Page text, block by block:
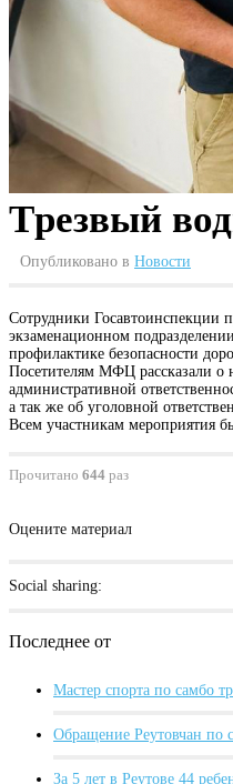
Tрезвый
Опубликовано в Новости
Сотрудники Госавтоинспекции
экзаменационном
профилактике безопасности
Посетителям МФЦ рассказали о
административной
а так же об уголовной
Всем участникам мероприятия
Прочитано 644 раз
Оцените материал
Social sharing:
Последнее от
Мастер спорта по самбо
Обращение Реутовчан по
За 5 лет в Реутове 44